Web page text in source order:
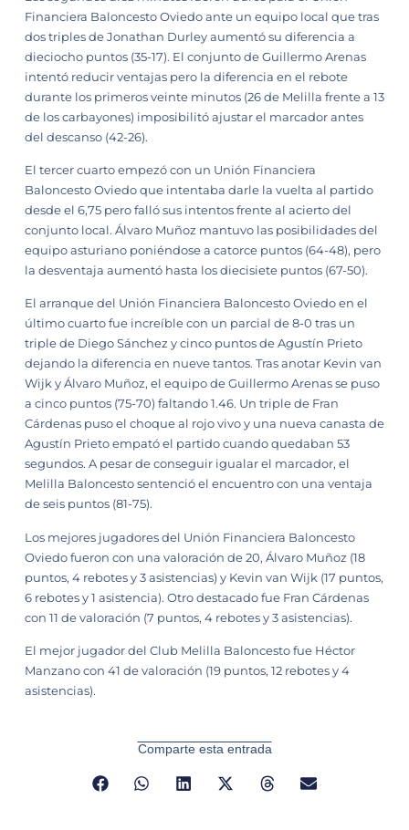
Financiera Baloncesto Oviedo ante un equipo local que tras
dos triples de Jonathan Durley aumentó su diferencia a
dieciocho puntos (35-17). El conjunto de Guillermo Arenas
intentó reducir ventajas pero la diferencia en el rebote
durante los primeros veinte minutos (26 de Melilla frente a 13
de los carbayones) imposibilitó ajustar el marcador antes
del descanso (42-26).
El tercer cuarto empezó con un Unión Financiera
Baloncesto Oviedo que intentaba darle la vuelta al partido
desde el 6,75 pero falló sus intentos frente al acierto del
conjunto local. Álvaro Muñoz mantuvo las posibilidades del
equipo asturiano poniéndose a catorce puntos (64-48), pero
la desventaja aumentó hasta los diecisiete puntos (67-50).
El arranque del Unión Financiera Baloncesto Oviedo en el
último cuarto fue increíble con un parcial de 8-0 tras un
triple de Diego Sánchez y cinco puntos de Agustín Prieto
dejando la diferencia en nueve tantos. Tras anotar Kevin van
Wijk y Álvaro Muñoz, el equipo de Guillermo Arenas se puso
a cinco puntos (75-70) faltando 1.46. Un triple de Fran
Cárdenas puso el choque al rojo vivo y una nueva canasta de
Agustín Prieto empató el partido cuando quedaban 53
segundos. A pesar de conseguir igualar el marcador, el
Melilla Baloncesto sentenció el encuentro con una ventaja
de seis puntos (81-75).
Los mejores jugadores del Unión Financiera Baloncesto
Oviedo fueron con una valoración de 20, Álvaro Muñoz (18
puntos, 4 rebotes y 3 asistencias) y Kevin van Wijk (17 puntos,
6 rebotes y 1 asistencia). Otro destacado fue Fran Cárdenas
con 11 de valoración (7 puntos, 4 rebotes y 3 asistencias).
El mejor jugador del Club Melilla Baloncesto fue Héctor
Manzano con 41 de valoración (19 puntos, 12 rebotes y 4
asistencias).
Comparte esta entrada